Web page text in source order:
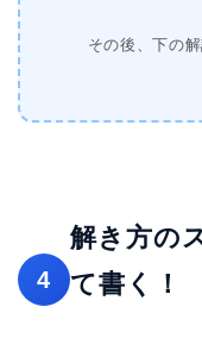
その後、下の
4
解き方の
て書く！